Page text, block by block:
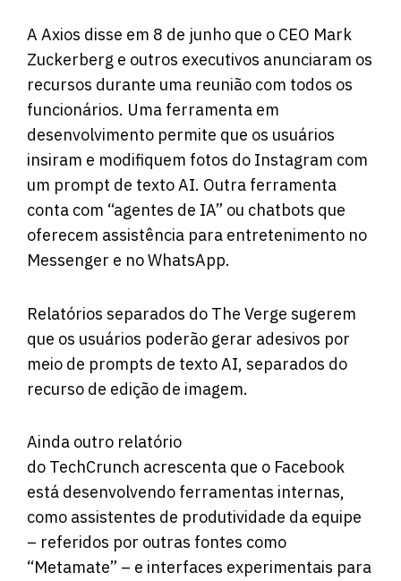
A Axios disse em 8 de junho que o CEO Mark
Zuckerberg e outros executivos anunciaram os
recursos durante uma reunião com todos os
funcionários. Uma ferramenta em
desenvolvimento permite que os usuários
insiram e modifiquem fotos do Instagram com
um prompt de texto AI. Outra ferramenta
conta com “agentes de IA” ou chatbots que
oferecem assistência para entretenimento no
Messenger e no WhatsApp.
Relatórios separados do The Verge sugerem
que os usuários poderão gerar adesivos por
meio de prompts de texto AI, separados do
recurso de edição de imagem.
Ainda outro relatório
do TechCrunch acrescenta que o Facebook
está desenvolvendo ferramentas internas,
como assistentes de produtividade da equipe
– referidos por outras fontes como
“Metamate” – e interfaces experimentais para